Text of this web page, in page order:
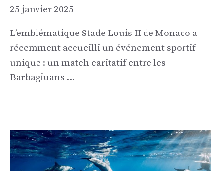
25 janvier 2025
L’emblématique Stade Louis II de Monaco a
récemment accueilli un événement sportif
unique : un match caritatif entre les
Barbagiuans …